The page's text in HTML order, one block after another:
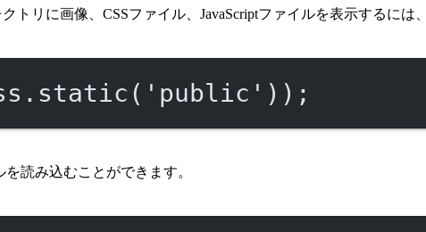
トリに画像、CSSファイル、JavaScriptファイルを表示するには
static ( 'public' ));
読み込むことができます。